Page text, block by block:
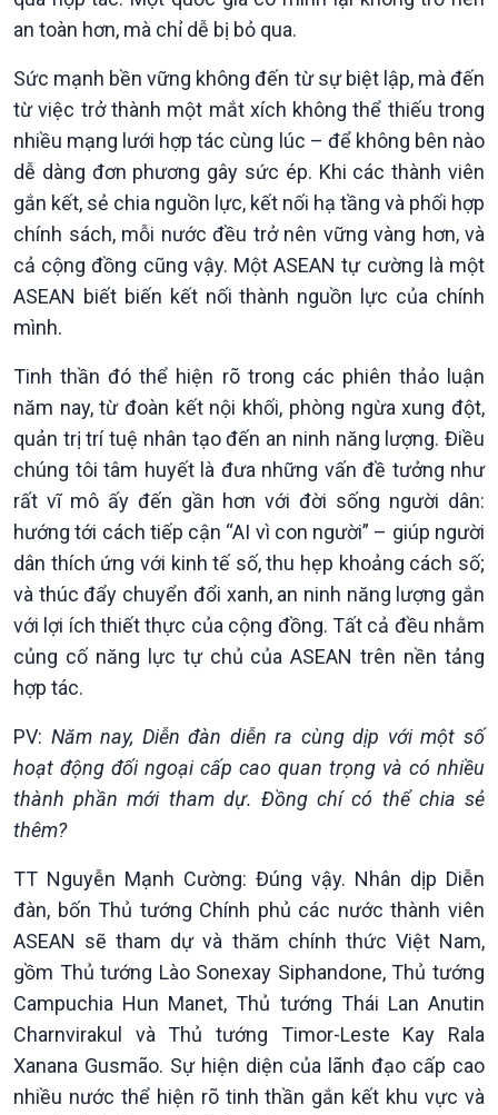
Xã hội
Tin Đời sống & Xã hội
360 độ Sức khỏe
Chuyển đổi Xanh
Tài nguyên và Môi trường
Chuyên gia của bạn
Xã hội chuyển động
Bước chân đến trường
Khoa học & Công nghệ
Tin Khoa học & Công nghệ
Kết nối công nghệ
Sống chung với biến đổi
khí hậu
an toàn hơn, mà chỉ dễ bị bỏ qua.
Sức mạnh bền vững không đến từ sự biệt lập, mà đến
từ việc trở thành một mắt xích không thể thiếu trong
nhiều mạng lưới hợp tác cùng lúc – để không bên nào
dễ dàng đơn phương gây sức ép. Khi các thành viên
gắn kết, sẻ chia nguồn lực, kết nối hạ tầng và phối hợp
chính sách, mỗi nước đều trở nên vững vàng hơn, và
cả cộng đồng cũng vậy. Một ASEAN tự cường là một
ASEAN biết biến kết nối thành nguồn lực của chính
mình.
Tinh thần đó thể hiện rõ trong các phiên thảo luận
năm nay, từ đoàn kết nội khối, phòng ngừa xung đột,
quản trị trí tuệ nhân tạo đến an ninh năng lượng. Điều
chúng tôi tâm huyết là đưa những vấn đề tưởng như
rất vĩ mô ấy đến gần hơn với đời sống người dân:
hướng tới cách tiếp cận “AI vì con người” – giúp người
dân thích ứng với kinh tế số, thu hẹp khoảng cách số;
và thúc đẩy chuyển đổi xanh, an ninh năng lượng gắn
với lợi ích thiết thực của cộng đồng. Tất cả đều nhằm
củng cố năng lực tự chủ của ASEAN trên nền tảng
hợp tác.
PV: Năm nay, Diễn đàn diễn ra cùng dịp với một số
hoạt động đối ngoại cấp cao quan trọng và có nhiều
thành phần mới tham dự. Đồng chí có thể chia sẻ
thêm?
TT Nguyễn Mạnh Cường: Đúng vậy. Nhân dịp Diễn
đàn, bốn Thủ tướng Chính phủ các nước thành viên
ASEAN sẽ tham dự và thăm chính thức Việt Nam,
gồm Thủ tướng Lào Sonexay Siphandone, Thủ tướng
Campuchia Hun Manet, Thủ tướng Thái Lan Anutin
Charnvirakul và Thủ tướng Timor-Leste Kay Rala
Xanana Gusmão. Sự hiện diện của lãnh đạo cấp cao
nhiều nước thể hiện rõ tinh thần gắn kết khu vực và